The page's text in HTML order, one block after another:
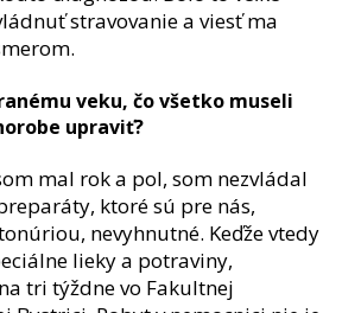
stravovanie a viesť ma
veku, čo všetko museli
upraviť?
mal rok a pol, som nezvládal
ktoré sú pre nás,
nevyhnutné. Keďže vtedy
lieky a potraviny,
tri týždne vo Fakultnej